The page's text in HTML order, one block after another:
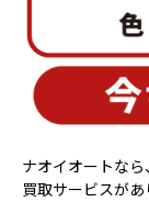
ナオイオートな
買取サービスがあ